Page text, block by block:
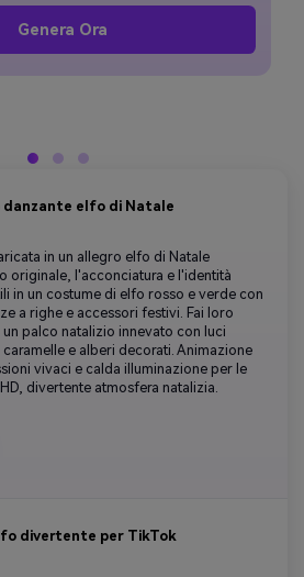
Genera Ora
danzante elfo di Natale
in un allegro elfo di Natale
originale, l'acconciatura e l'identità
in un costume di elfo rosso e verde con
a righe e accessori festivi. Fai loro
palco natalizio innevato con luci
e alberi decorati. Animazione
vivaci e calda illuminazione per le
divertente atmosfera natalizia.
divertente per TikTok